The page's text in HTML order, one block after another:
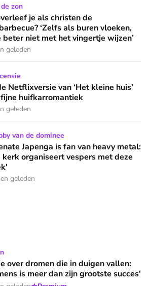
christen de buurtbarbecue? ‘Zelfs als
zon
je als christen de
‘Zelfs als buren vloeken,
beter niet met het vingertje wijzen’
geleden
van ‘Het kleine huis’ biedt fijne
Netflixversie van ‘Het kleine huis’
huifkarromantiek
geleden
is fan van heavy metal: ‘Onze kerk
van de dominee
Japenga is fan van heavy metal:
kerk organiseert vespers met deze
geleden
die in duigen vallen: 'Een mens is
over dromen die in duigen vallen:
is meer dan zijn grootste succes'